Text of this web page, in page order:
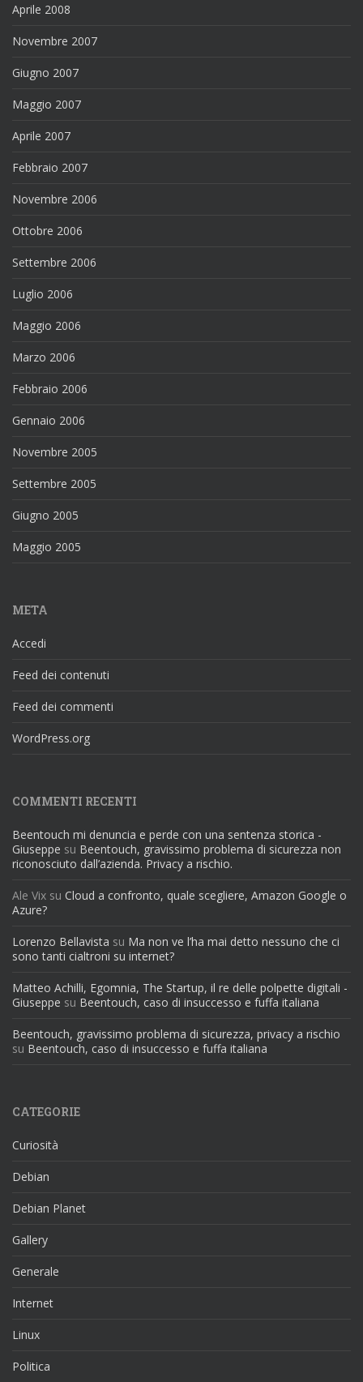
Aprile 2008
Novembre 2007
Giugno 2007
Maggio 2007
Aprile 2007
Febbraio 2007
Novembre 2006
Ottobre 2006
Settembre 2006
Luglio 2006
Maggio 2006
Marzo 2006
Febbraio 2006
Gennaio 2006
Novembre 2005
Settembre 2005
Giugno 2005
Maggio 2005
META
Accedi
Feed dei contenuti
Feed dei commenti
WordPress.org
COMMENTI RECENTI
Beentouch mi denuncia e perde con una sentenza storica -
Giuseppe su Beentouch, gravissimo problema di sicurezza non
riconosciuto dall’azienda. Privacy a rischio.
Ale Vix su Cloud a confronto, quale scegliere, Amazon Google o
Azure?
Lorenzo Bellavista su Ma non ve l’ha mai detto nessuno che ci
sono tanti cialtroni su internet?
Matteo Achilli, Egomnia, The Startup, il re delle polpette digitali -
Giuseppe su Beentouch, caso di insuccesso e fuffa italiana
Beentouch, gravissimo problema di sicurezza, privacy a rischio
su Beentouch, caso di insuccesso e fuffa italiana
CATEGORIE
Curiosità
Debian
Debian Planet
Gallery
Generale
Internet
Linux
Politica